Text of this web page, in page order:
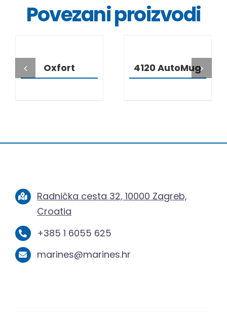
Povezani proizvodi
Oxfort 4120 AutoMug
Radnička cesta 32, 10000 Zagreb,
Croatia
+385 1 6055 625
marines@marines.hr